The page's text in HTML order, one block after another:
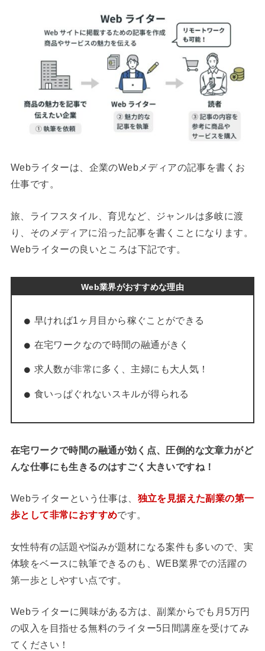
Webライターは、企業のWebメディアの記事を書くお
仕事です。
旅、ライフスタイル、育児など、ジャンルは多岐に渡
り、そのメディアに沿った記事を書くことになります。
Webライターの良いところは下記です。
Web業界がおすすめな理由
早ければ1ヶ月目から稼ぐことができる
在宅ワークなので時間の融通がきく
求人数が非常に多く、主婦にも大人気！
食いっぱぐれないスキルが得られる
在宅ワークで時間の融通が効く点、圧倒的な文章力がど
んな仕事にも生きるのはすごく大きいですね！
Webライターという仕事は、 独立を見据えた副業の第一
歩として非常におすすめです。
女性特有の話題や悩みが題材になる案件も多いので、実
体験をベースに執筆できるのも、WEB業界での活躍の
第一歩としやすい点です。
Webライターに興味がある方は、副業からでも月5万円
の収入を目指せる無料のライター5日間講座を受けてみ
てください！